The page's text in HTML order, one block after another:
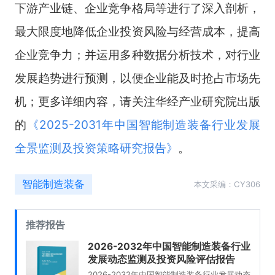
下游产业链、企业竞争格局等进行了深入剖析，
最大限度地降低企业投资风险与经营成本，提高
企业竞争力；并运用多种数据分析技术，对行业
发展趋势进行预测，以便企业能及时抢占市场先
机；更多详细内容，请关注华经产业研究院出版
的 《2025-2031年中国智能制造装备行业发展
全景监测及投资策略研究报告》 。
智能制造装备 本文采编：CY306
推荐报告
2026-2032年中国智能制造装备行业
发展动态监测及投资风险评估报告